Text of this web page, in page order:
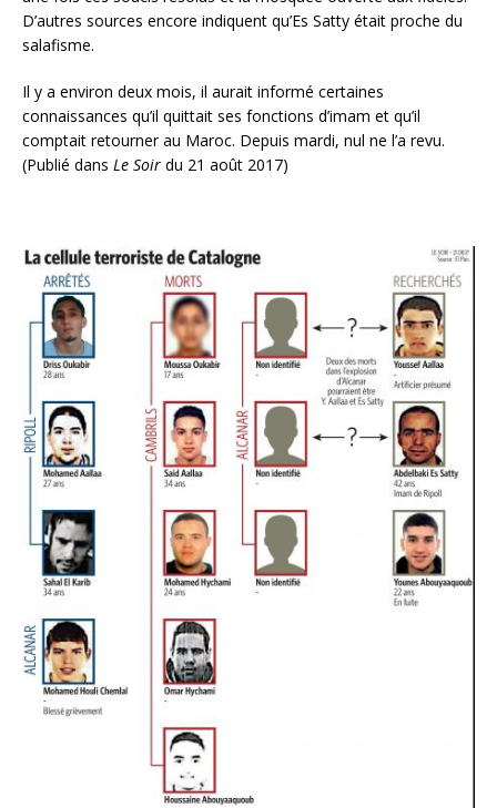
D’autres sources encore indiquent qu’Es Satty était proche du
salafisme.
Il y a environ deux mois, il aurait informé certaines
connaissances qu’il quittait ses fonctions d’imam et qu’il
comptait retourner au Maroc. Depuis mardi, nul ne l’a revu.
(Publié dans Le Soir du 21 août 2017)